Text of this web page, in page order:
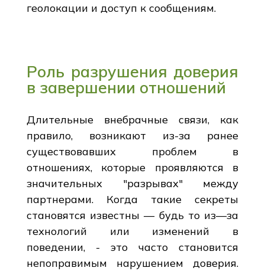
геолокации и доступ к сообщениям.
Роль разрушения доверия
в завершении отношений
Длительные внебрачные связи, как
правило, возникают из-за ранее
существовавших проблем в
отношениях, которые проявляются в
значительных "разрывах" между
партнерами. Когда такие секреты
становятся известны — будь то из—за
технологий или изменений в
поведении, - это часто становится
непоправимым нарушением доверия.